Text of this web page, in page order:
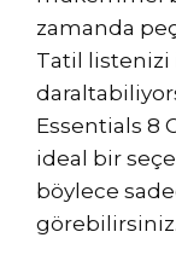
zamanda
Tatil listenizi
Essentials 8
ideal bir
böylece
görebilirsiniz.